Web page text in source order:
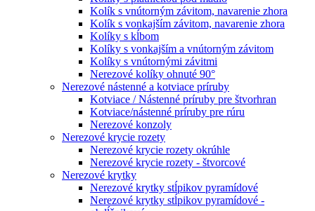
Kolík s vnútorným závitom, navarenie zhora
Kolík s vonkajším závitom, navarenie zhora
Kolíky s kĺbom
Kolíky s vonkajším a vnútorným závitom
Kolíky s vnútornými závitmi
Nerezové kolíky ohnuté 90°
Nerezové nástenné a kotviace príruby
Kotviace / Nástenné príruby pre štvorhran
Kotviace/nástenné príruby pre rúru
Nerezové konzoly
Nerezové krycie rozety
Nerezové krycie rozety okrúhle
Nerezové krycie rozety - štvorcové
Nerezové krytky
Nerezové krytky stĺpikov pyramídové
Nerezové krytky stĺpikov pyramídové -